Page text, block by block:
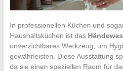
In professionellen Küchen und
Haushaltsküchen ist das
unverzichtbares Werkzeug, um
gewährleisten. Diese Ausstattung
da sie einen speziellen Raum für